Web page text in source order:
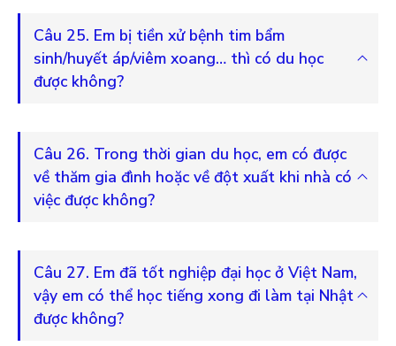
Câu 25. Em bị tiền xử bệnh tim bẩm
sinh/huyết áp/viêm xoang… thì có du học
được không?
Câu 26. Trong thời gian du học, em có được
về thăm gia đình hoặc về đột xuất khi nhà có
việc được không?
Câu 27. Em đã tốt nghiệp đại học ở Việt Nam,
vậy em có thể học tiếng xong đi làm tại Nhật
được không?